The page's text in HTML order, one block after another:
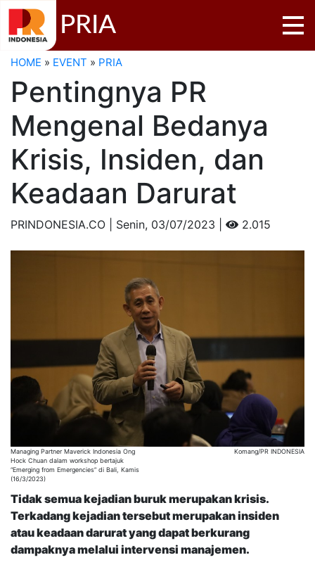
PRIA
HOME » EVENT » PRIA
Pentingnya PR
Mengenal Bedanya
Krisis, Insiden, dan
Keadaan Darurat
PRINDONESIA.CO | Senin, 03/07/2023 | 2.015
Managing Partner Maverick Indonesia Ong
Hock Chuan dalam workshop bertajuk
“Emerging from Emergencies” di Bali, Kamis
(16/3/2023)
Komang/PR INDONESIA
Tidak semua kejadian buruk merupakan krisis.
Terkadang kejadian tersebut merupakan insiden
atau keadaan darurat yang dapat berkurang
dampaknya melalui intervensi manajemen.